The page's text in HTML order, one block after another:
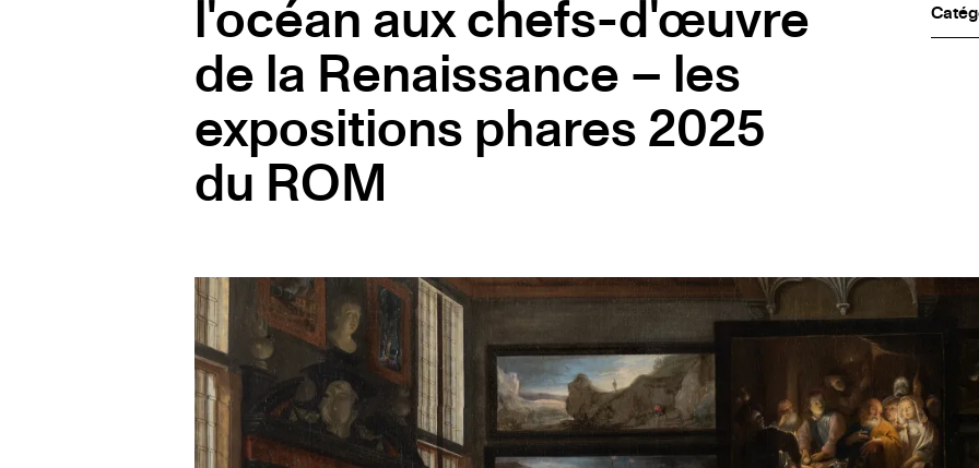
l'océan aux chefs-d'œuvre
de la Renaissance – les
expositions phares 2025
du ROM